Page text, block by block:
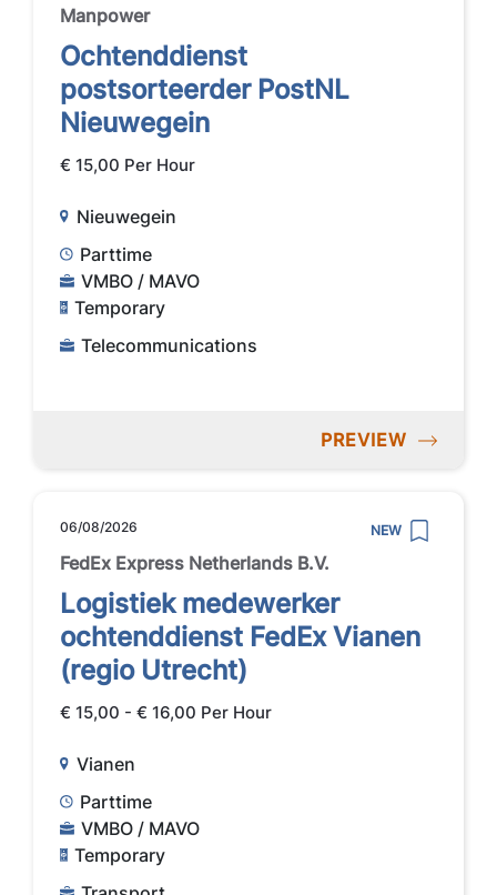
Manpower
Ochtenddienst
postsorteerder PostNL
Nieuwegein
€ 15,00 Per Hour
Nieuwegein
Parttime
VMBO / MAVO
Temporary
Telecommunications
PREVIEW
06/08/2026 NEW
FedEx Express Netherlands B.V.
Logistiek medewerker
ochtenddienst FedEx Vianen
(regio Utrecht)
€ 15,00 - € 16,00 Per Hour
Vianen
Parttime
VMBO / MAVO
Temporary